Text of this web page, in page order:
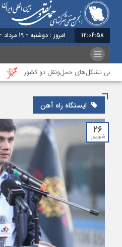
12:04:58 امروز : دوشنبه - 19 مرداد - 1405
واقعی تشکل‌‌های حمل‌ونقل دو کشور
ایستگاه راه آهن
۲۶
شهریور